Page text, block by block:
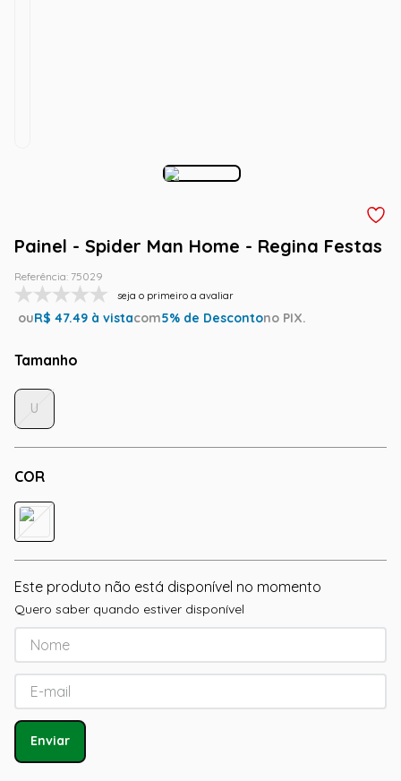
Painel - Spider Man Home - Regina Festas
Referência: 75029
seja o primeiro a avaliar
ouR$ 47.49 à vistacom5% de Descontono PIX.
Tamanho
COR
U
Este produto não está disponível no momento
Quero saber quando estiver disponível
Enviar